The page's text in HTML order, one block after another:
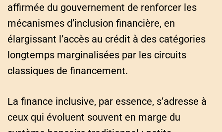
affirmée du gouvernement de renforcer les
mécanismes d’inclusion financière, en
élargissant l’accès au crédit à des catégories
longtemps marginalisées par les circuits
classiques de financement.
La finance inclusive, par essence, s’adresse à
ceux qui évoluent souvent en marge du